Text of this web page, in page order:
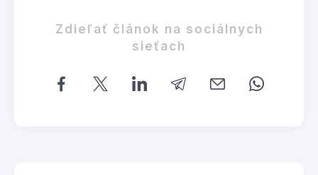
Zdieľať článok na sociálnych
sieťach